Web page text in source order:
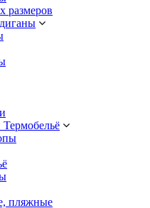
размеров
пляжные